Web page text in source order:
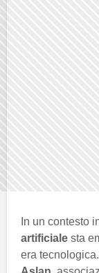
In un contesto
artificiale sta
era tecnologica.